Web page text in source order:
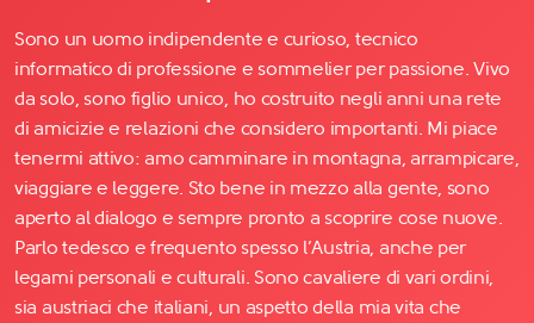
Sono un uomo indipendente e curioso, tecnico
informatico di professione e sommelier per passione. Vivo
da solo, sono figlio unico, ho costruito negli anni una rete
di amicizie e relazioni che considero importanti. Mi piace
tenermi attivo: amo camminare in montagna, arrampicare,
viaggiare e leggere. Sto bene in mezzo alla gente, sono
aperto al dialogo e sempre pronto a scoprire cose nuove.
Parlo tedesco e frequento spesso l’Austria, anche per
legami personali e culturali. Sono cavaliere di vari ordini,
sia austriaci che italiani, un aspetto della mia vita che